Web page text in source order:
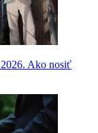
Ako nosiť